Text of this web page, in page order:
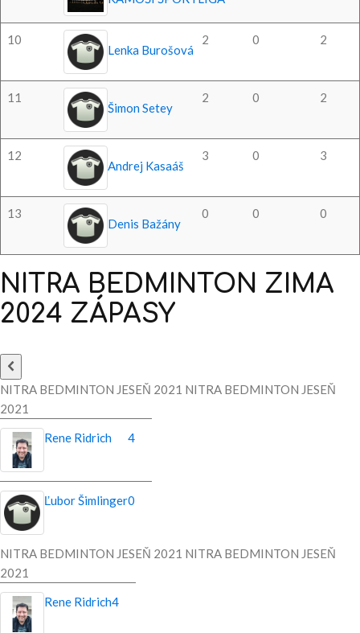
10
Lenka Burošová
2 0 2
11
Šimon Setey
2 0 2
12
Andrej Kasaáš
3 0 3
13
Denis Bažány
0 0 0
NITRA BEDMINTON ZIMA
2024 ZÁPASY
NITRA BEDMINTON JESEŇ 2021 NITRA BEDMINTON JESEŇ
2021
Rene Ridrich
4
Ľubor Šimlinger0
NITRA BEDMINTON JESEŇ 2021 NITRA BEDMINTON JESEŇ
2021
Rene Ridrich4